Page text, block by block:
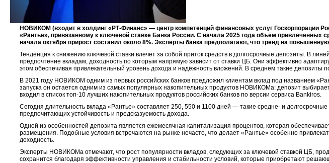
НОВИКОМ (входит в холдинг «РТ-Финанс» — центр компетенций финансовых услуг Госкорпорации
«Рантье», привязанному к ключевой ставке Банка России. С начала 2025 года объём привлеченных
начала октября прирост составил около 8%. Эксперты банка предполагают, что тренд на
Тенденция к снижению ключевой ставки влечет за собой приток средств в долгосрочные депозиты. В
предпочтение вкладам, доходность по которым напрямую зависит от ставки ЦБ. Они эффективно
этом обеспечивая привлекательный уровень дохода и надёжность вложений. В среднем такие депозиты
В 2021 году НОВИКОМ одним из первых российских банков предложил клиентам вклад под названием
запуска он остается одним из самых популярных накопительных продуктов НОВИКОМа: депозит
входил в список топ-10 лучших накопительных продуктов российских банков по версии сервиса Bankiros.
Сегодня длительность вклада «Рантье» составляет 250, 550 и 1100 дней — такие средне- и
предпочитающих устойчивость и предсказуемость дохода.
Одной из особенностей депозита является ежемесячная капитализация процентов, которая
размещения. Подобные условия встречаются на рынке нечасто, что делает «Рантье» особенно
доходность.
Эксперты НОВИКОМа отмечают, что рост популярности вкладов, следующих за ключевой ставкой ЦБ,
сохранится благодаря эффективности управления и стабильности условий, которые приобретают